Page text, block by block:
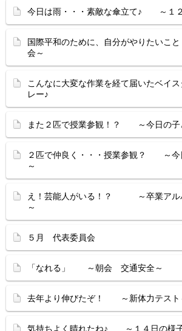
今日は雨・・・素敵な傘立て♪ ～１２
国際平和のために、自分がやりたい
会～
こんなに大変な作業を経て届いたベイ
レー♪
また２匹で授業参観！？ ～今日の子
２匹で仲良く・・・授業参観？ ～今
～
え！芸能人がいる！？ ～卒業アル
～
５月 代表委員会
「なれる」 ～朝会 交通安全～
去年より伸びたぞ！ ～新体力テスト
気持ちよく晴れたね♪ ～１４日の様